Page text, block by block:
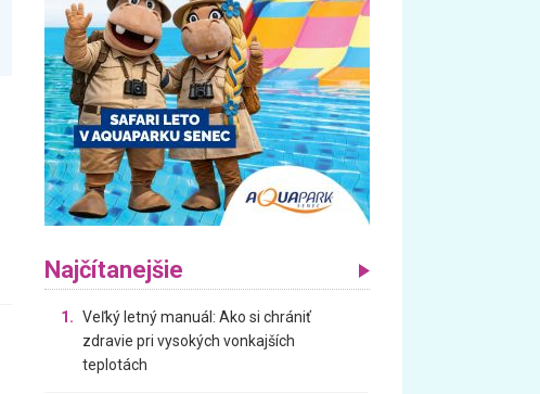
Najčítanejšie
1. Veľký letný manuál: Ako si chrániť
zdravie pri vysokých vonkajších
teplotách